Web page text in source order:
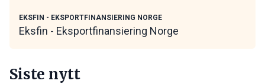
EKSFIN - EKSPORTFINANSIERING NORGE
Eksfin - Eksportfinansiering Norge
Siste nytt